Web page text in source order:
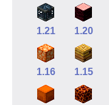
1.21 1.20
1.16 1.15